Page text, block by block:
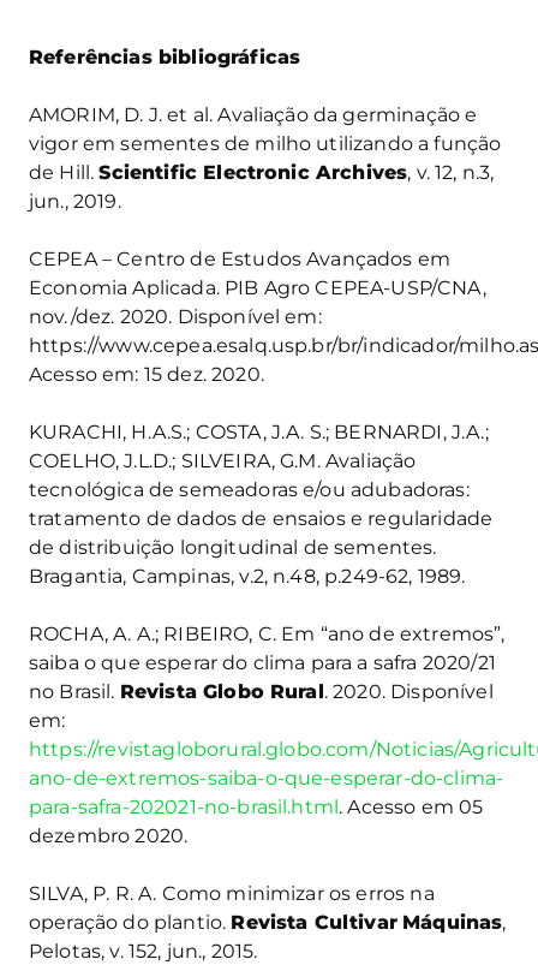
Referências bibliográficas
AMORIM, D. J. et al. Avaliação da germinação e
vigor em sementes de milho utilizando a função
de Hill.Scientific Electronic Archives, v. 12, n.3,
jun., 2019.
CEPEA – Centro de Estudos Avançados em
Economia Aplicada. PIB Agro CEPEA-USP/CNA,
nov./dez. 2020. Disponível em:
https://www.cepea.esalq.usp.br/br/indicador/
Acesso em: 15 dez. 2020.
KURACHI, H.A.S.; COSTA, J.A. S.; BERNARDI, J.A.;
COELHO, J.L.D.; SILVEIRA, G.M. Avaliação
tecnológica de semeadoras e/ou adubadoras:
tratamento de dados de ensaios e regularidade
de distribuição longitudinal de sementes.
Bragantia, Campinas, v.2, n.48, p.249-62, 1989.
ROCHA, A. A.; RIBEIRO, C. Em “ano de extremos”,
saiba o que esperar do clima para a safra 2020/21
no Brasil. Revista Globo Rural. 2020. Disponível
em:
https://revistagloborural.globo.com/Noticias/
ano-de-extremos-saiba-o-que-esperar-do-clima-
para-safra-202021-no-brasil.html. Acesso em 05
dezembro 2020.
SILVA, P. R. A. Como minimizar os erros na
operação do plantio. Revista Cultivar Máquinas,
Pelotas, v. 152, jun., 2015.